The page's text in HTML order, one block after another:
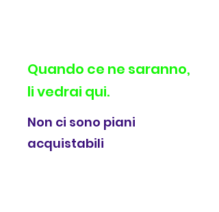
Quando ce ne saranno,
li vedrai qui.
Non ci sono piani
acquistabili